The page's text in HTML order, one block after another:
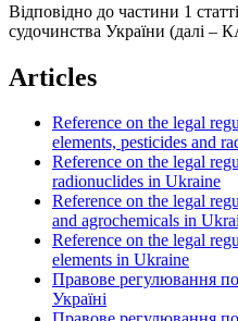
Відповідно до частини 1
судочинства України (далі –
Articles
Reference on the legal
elements, pesticides and
Reference on the legal
radionuclides in Ukraine
Reference on the legal
and agrochemicals in
Reference on the legal
elements in Ukraine
Правове регулювання
Україні